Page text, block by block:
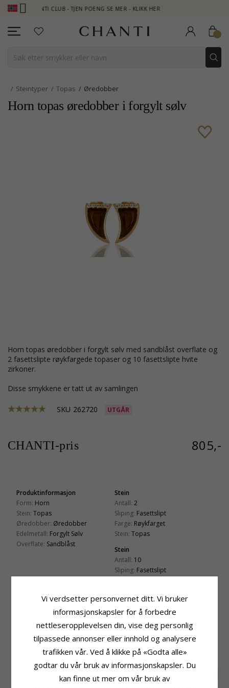
CLUB - TJEN POENG SE MER - KLIKK HER
Steintyper Topas Øredobber
Horn topas øredobber i forgylt sølv
horn topas øredobber i forgylt sølv med sandblåst overflate og
2 fasettslipte røykfargede topaser og 10 fasettslipte hvite
zirkoner.
Disse smykkene er tatt ut av samlingen
SKU 262720 UTGÅR
CHANTI-pris 805,-
Produktinformasjon
Form: Horn
Stein: Topas
Øredobber: Øredobber
Edelmetall: Forgylt Sølv
Overflate: Sandblåst
Stein
Antall: 2
Sliping: Fasettslipt
Farge: Røykfarget
Stein: Topas
Stein
Antall: 10
Sliping: Fasettslipt
10,0 mm
Bredde:6,0 mm
Leveringstid: Ca. 5-10 Hverdager
BESLEKTEDE PRODUKTER
Vi verdsetter personvernet ditt. Vi bruker
informasjonskapsler for å forbedre
nettleseropplevelsen din, vise deg personlig
tilpassede annonser eller innhold og analysere
trafikken vår. Ved å klikke på «Godta alle»
godtar du vår bruk av informasjonskapsler. Du
kan finne ut mer om vår bruk av